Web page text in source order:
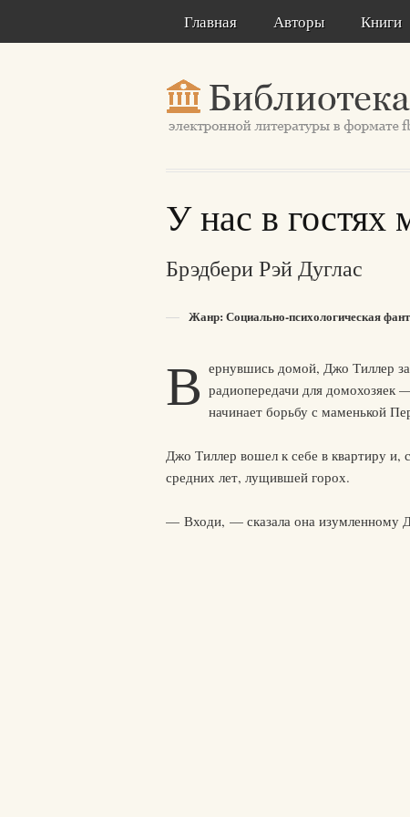
Главная Авторы Книги
У нас в гостях
Брэдбери Рэй Дуглас
Жанр: Социально-психологическая
В ернувшись домой, Джо Тиллер
радиопередачи для домохозяек
начинает борьбу с маменькой
Джо Тиллер вошел к себе в квартиру
средних лет, лущившей горох.
— Входи, — сказала она изумленному